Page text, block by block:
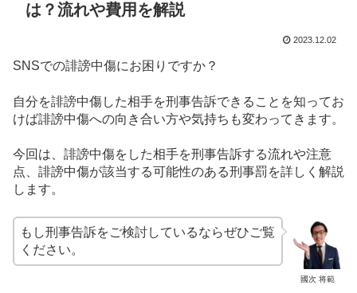
は？流れや費用を解説
2023.12.02
SNSでの誹謗中傷にお困りですか？
自分を誹謗中傷した相手を刑事告訴できることを知ってお
けば誹謗中傷への向き合い方や気持ちも変わってきます。
今回は、誹謗中傷をした相手を刑事告訴する流れや注意
点、誹謗中傷が該当する可能性のある刑事罰を詳しく解説
します。
國次 将範
もし刑事告訴をご検討しているならぜひご覧
ください。